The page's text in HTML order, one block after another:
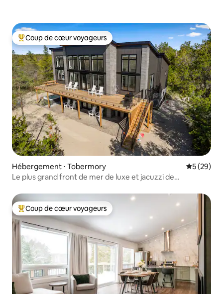
Coups de cœur voyageurs les plus appréciés
Coup de cœur voyageurs
Hébergement ⋅ Tobermory
5 (29)
Le plus grand front de mer de luxe et jacuzzi de
Coups de cœur voyageurs les plus appréciés
Coup de cœur voyageurs